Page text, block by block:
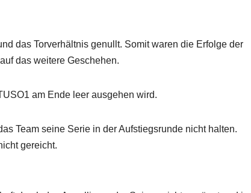
das Torverhältnis genullt. Somit waren die Erfolge der
das weitere Geschehen.
am Ende leer ausgehen wird.
Team seine Serie in der Aufstiegsrunde nicht halten.
gereicht.